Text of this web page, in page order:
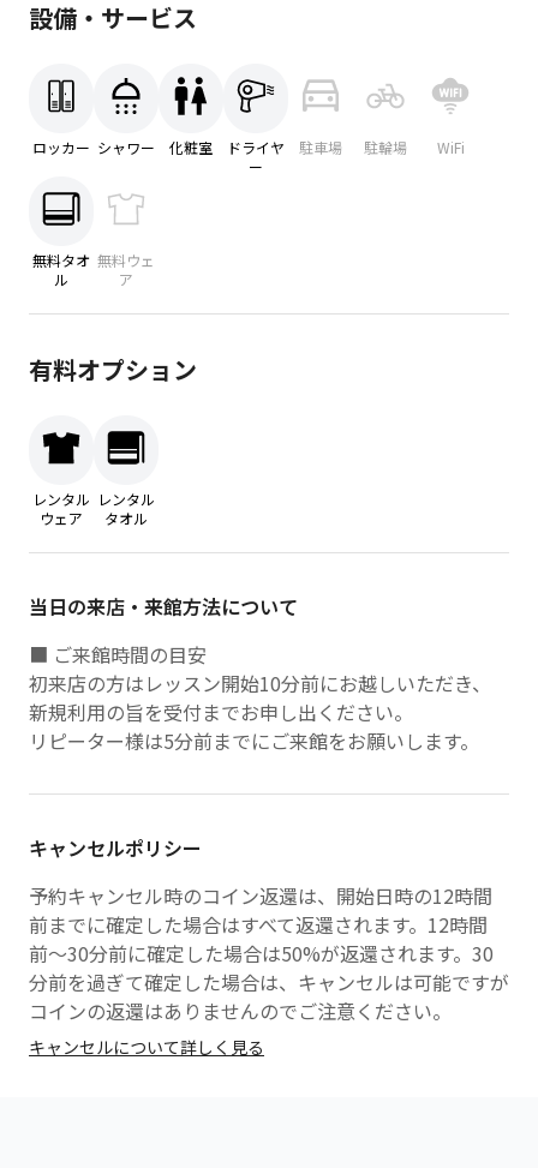
設備・サービス
ロッカー シャワー 化粧室
ドライヤ
ー
駐車場 駐輪場 WiFi
無料タオ
ル
無料ウェ
ア
有料オプション
レンタル
ウェア
レンタル
タオル
当日の来店・来館方法について
■ ご来館時間の目安
初来店の方はレッスン開始10分前にお越しいただき、
新規利用の旨を受付までお申し出ください。
リピーター様は5分前までにご来館をお願いします。
キャンセルポリシー
予約キャンセル時のコイン返還は、開始日時の12時間
前までに確定した場合はすべて返還されます。12時間
前〜30分前に確定した場合は50%が返還されます。30
分前を過ぎて確定した場合は、キャンセルは可能ですが
コインの返還はありませんのでご注意ください。
キャンセルについて詳しく見る